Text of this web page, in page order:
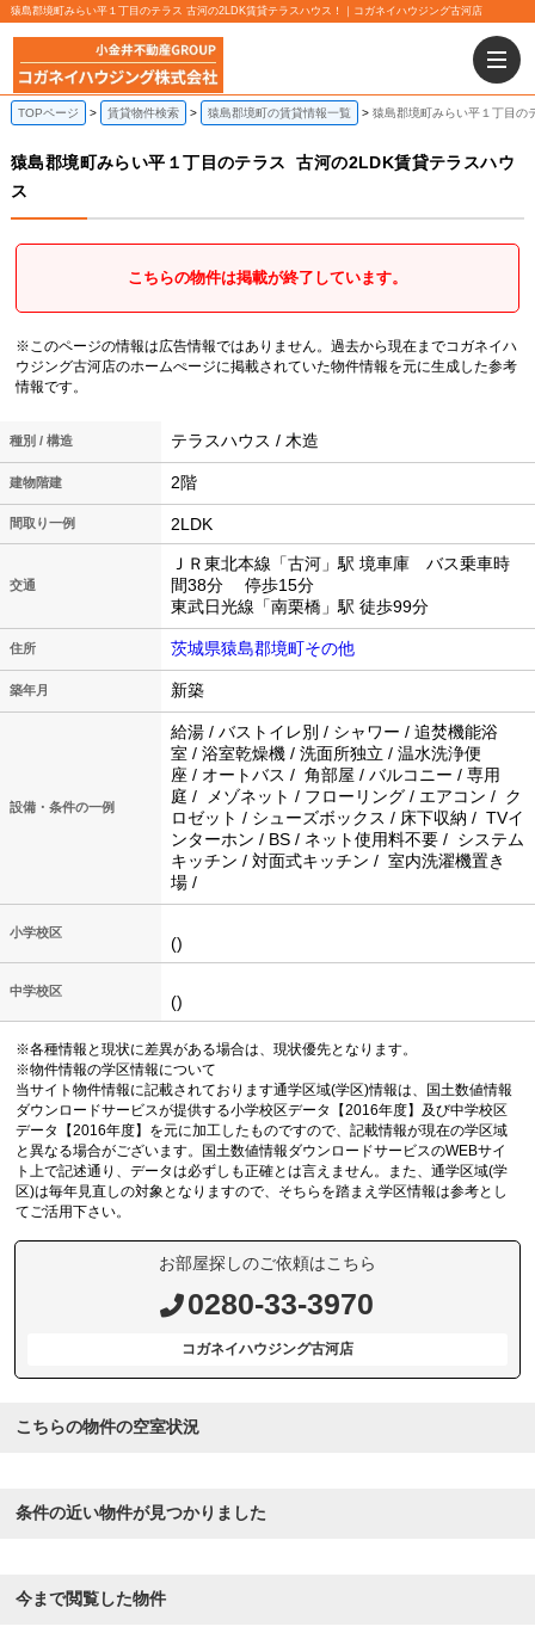
猿島郡境町みらい平１丁目のテラス 古河の2LDK賃貸テラスハウス！｜コガネイハウジング古河店
TOPページ 賃貸物件検索 猿島郡境町の賃貸情報一覧 猿島郡境町みらい平１丁目の
猿島郡境町みらい平１丁目のテラス
古河の2LDK賃貸テラスハウ
ス
こちらの物件は掲載が終了しています。
※このページの情報は広告情報ではありません。過去から現在までコガネイハ
ウジング古河店のホームぺージに掲載されていた物件情報を元に生成した参考
情報です。
種別 / 構造 テラスハウス / 木造
建物階建 2階
間取り一例 2LDK
交通
ＪＲ東北本線「古河」駅 境車庫 バス乗車時
間38分 停歩15分
東武日光線「南栗橋」駅 徒歩99分
住所 茨城県猿島郡境町その他
築年月 新築
設備・条件の一例
給湯 / バストイレ別 / シャワー / 追焚機能浴
室 / 浴室乾燥機 / 洗面所独立 / 温水洗浄便
座 / オートバス / 角部屋 / バルコニー / 専用
庭 / メゾネット / フローリング / エアコン / ク
ロゼット / シューズボックス / 床下収納 / TVイ
ンターホン / BS / ネット使用料不要 / システム
キッチン / 対面式キッチン / 室内洗濯機置き
場 /
小学校区
()
中学校区
()
※各種情報と現状に差異がある場合は、現状優先となります。
※物件情報の学区情報について
当サイト物件情報に記載されております通学区域(学区)情報は、国土数値情報
ダウンロードサービスが提供する小学校区データ【2016年度】及び中学校区
データ【2016年度】を元に加工したものですので、記載情報が現在の学区域
と異なる場合がございます。国土数値情報ダウンロードサービスのWEBサイ
ト上で記述通り、データは必ずしも正確とは言えません。また、通学区域(学
区)は毎年見直しの対象となりますので、そちらを踏まえ学区情報は参考とし
てご活用下さい。
お部屋探しのご依頼はこちら
0280-33-3970
コガネイハウジング古河店
こちらの物件の空室状況
条件の近い物件が見つかりました
今まで閲覧した物件